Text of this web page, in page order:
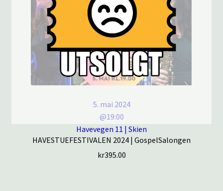
5. mai 2024
@19:00
Havevegen 11 | Skien
HAVESTUEFESTIVALEN 2024 | GospelSalongen
kr395.00